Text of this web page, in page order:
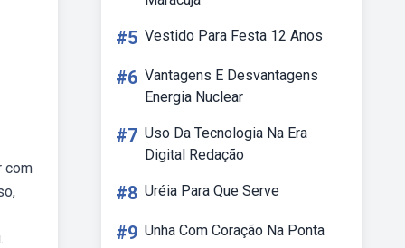
com
#5 Vestido Para Festa 12 Anos
#6 Vantagens E Desvantagens
Energia Nuclear
#7 Uso Da Tecnologia Na Era
Digital Redação
#8 Uréia Para Que Serve
#9 Unha Com Coração Na Ponta